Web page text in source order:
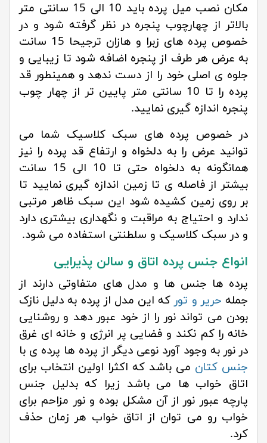
مکان نصب میل پرده باید 10 الی 15 سانتی متر
بالاتر از چهارچوب پنجره در نظر گرفته شود و در
خصوص پرده های زبرا و هازان ترجیحا 15 سانت
به عرض هر طرف از پنجره اضافه شود تا زیبایی و
جلوه ی اصلی خود را از دست ندهد و همینطور قد
پرده را تا 10 سانتی متر پایین تر از چهار چوب
پنجره اندازه گیری نمایید.
در خصوص پرده های سبک کلاسیک شما می
توانید عرض را به دلخواه و ارتفاع قد پرده را نیز
همانگونه به دلخواه حتی تا 10 الی 15 سانت
بیشتر از فاصله ی تا زمین اندازه گیری نمایید تا
بر روی زمین کشیده شود این سبک ظاهر مرتبی
ندارد و احتیاج به مراقبت و نگهداری بیشتری دارد
و در سبک کلاسیک و سلطنتی استفاده می شود.
انواع جنس پرده اتاق و سالن پذیرایی
پرده ها جنس ها و مدل های متفاوتی دارند از
جمله حریر و تور که این مدل از پرده به دلیل نازک
بودن می تواند نور را از خود عبور دهد و روشنایی
خانه را کم نکند و فضایی پر انرژی و خانه ای غرق
در نور به وجود آورد نوعی دیگر از پرده ها پرده ی با
جنس کتان می باشد که اکثرا اولین انتخاب برای
اتاق خواب ها می باشد زیرا که بدلیل جنس
پارچه عبور نور از آن مشکل بوده و نور مزاحم برای
خواب رو می توان از اتاق خواب هر زمان حذف
کرد.